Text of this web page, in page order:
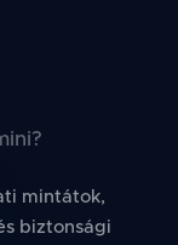
mintátok,
biztonsági